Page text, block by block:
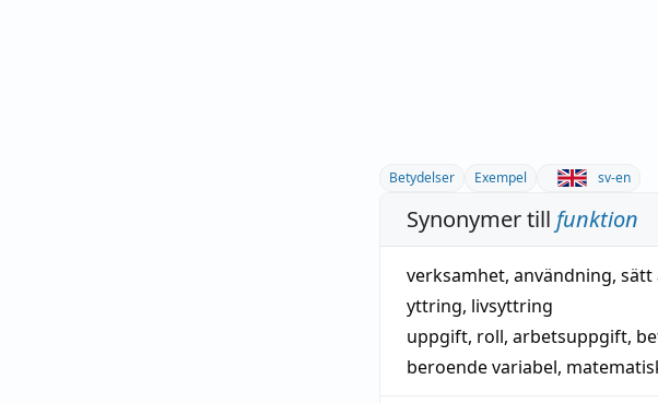
Betydelser Exempel sv-en
Synonymer till funktion
verksamhet, användning, sätt
yttring, livsyttring
uppgift, roll, arbetsuppgift,
beroende variabel,